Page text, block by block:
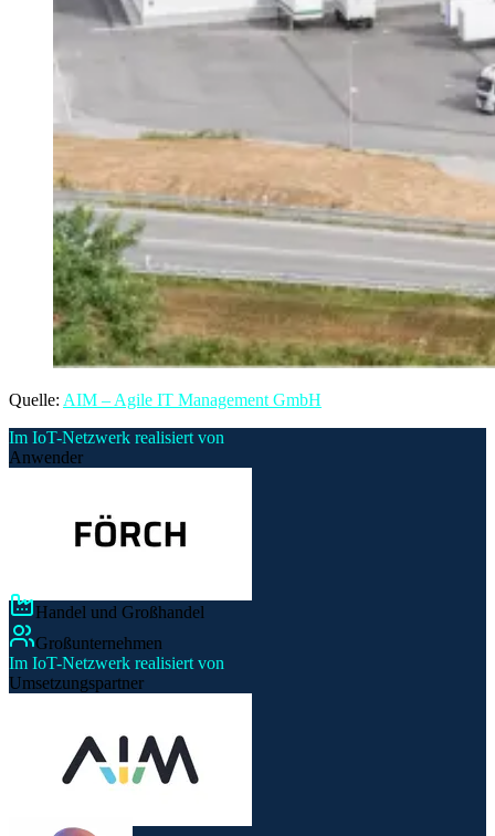
Quelle: AIM – Agile IT Management GmbH
Im IoT-Netzwerk realisiert von
Anwender
Handel und Großhandel
Großunternehmen
Im IoT-Netzwerk realisiert von
Umsetzungspartner